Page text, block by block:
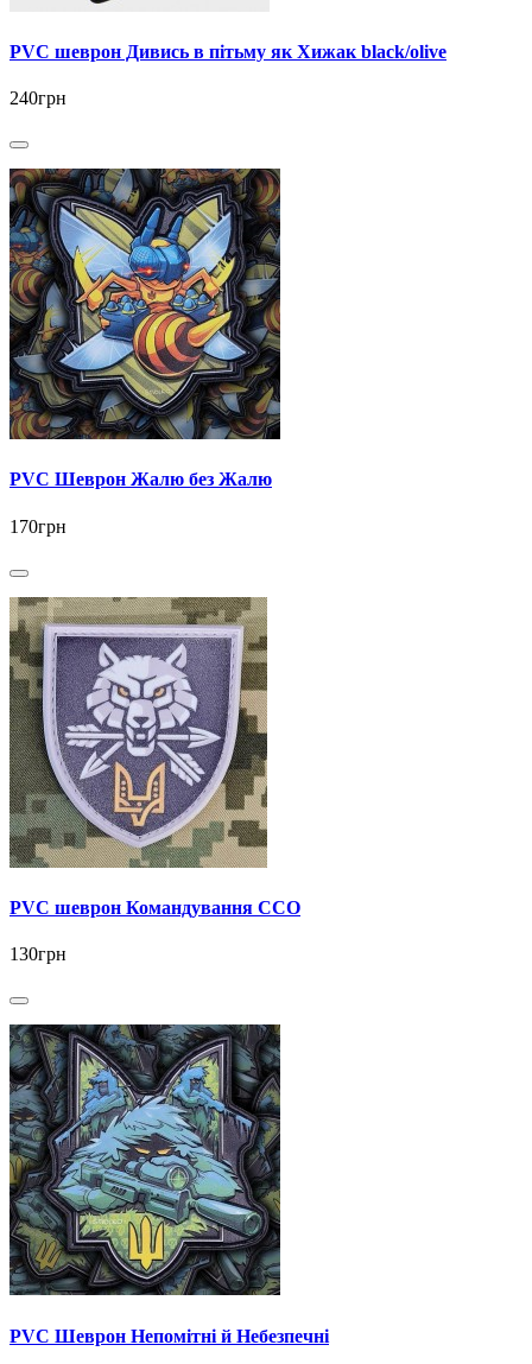
PVC шеврон Дивись в пітьму як Хижак black/olive
240грн
PVC Шеврон Жалю без Жалю
170грн
PVC шеврон Командування ССО
130грн
PVC Шеврон Непомітні й Небезпечні